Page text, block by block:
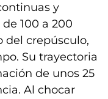
y
100 a 200
del crepúsculo,
Su trayectoria
de unos 25
Al chocar